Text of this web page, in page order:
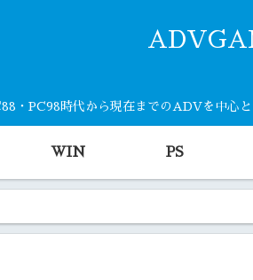
・PC98時代から現在までのADVを中心
WIN PS